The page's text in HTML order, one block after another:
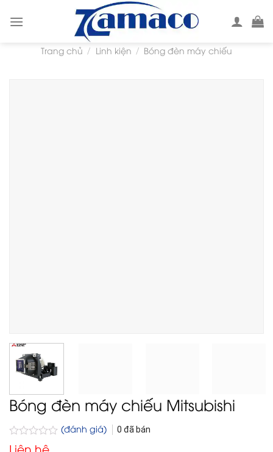
Trang chủ / Linh kiện / Bóng đèn máy chiếu
Bóng đèn máy chiếu Mitsubishi
Được
(đánh giá) 0 đã bán
Liên hệ